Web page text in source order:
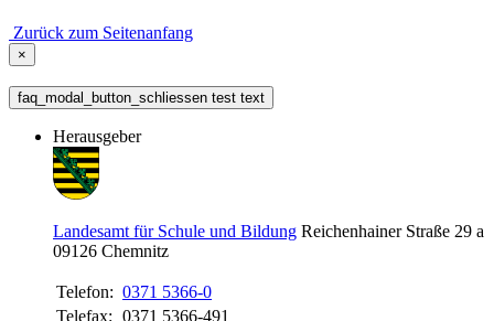
Zurück zum Seitenanfang
×
faq_modal_button_schliessen test text
Herausgeber
Landesamt für Schule und Bildung Reichenhainer Straße 29 a
09126 Chemnitz
Telefon: 0371 5366-0
Telefax: 0371 5366-491